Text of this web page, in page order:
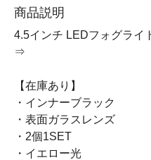
商品説明
4.5インチ LEDフォグラ
⇒
【在庫あり】
・インナーブラック
・表面ガラスレンズ
・2個1SET
・イエロー光